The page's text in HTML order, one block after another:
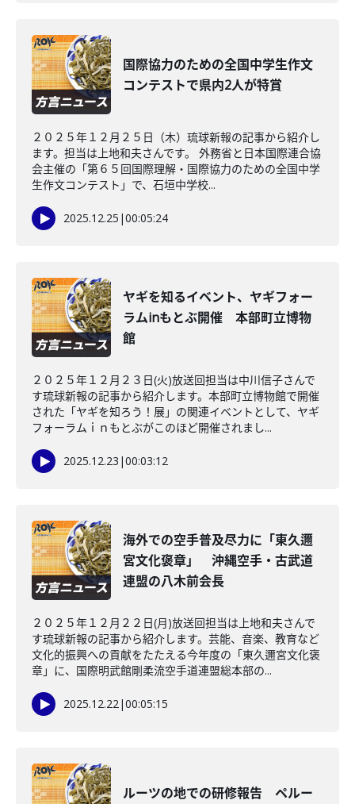
国際協力のための全国中学生作文
コンテストで県内2人が特賞
２０２５年１２月２５日（木）琉球新報の記事から紹介し
ます。担当は上地和夫さんです。 外務省と日本国際連合協
会主催の「第６５回国際理解・国際協力のための全国中学
生作文コンテスト」で、石垣中学校...
2025.12.25 |00:05:24
ヤギを知るイベント、ヤギフォー
ラムinもとぶ開催 本部町立博物
館
２０２５年１２月２３日(火)放送回担当は中川信子さんで
す琉球新報の記事から紹介します。本部町立博物館で開催
された「ヤギを知ろう！展」の関連イベントとして、ヤギ
フォーラムｉｎもとぶがこのほど開催されまし...
2025.12.23 |00:03:12
海外での空手普及尽力に「東久邇
宮文化褒章」 沖縄空手・古武道
連盟の八木前会長
２０２５年１２月２２日(月)放送回担当は上地和夫さんで
す琉球新報の記事から紹介します。芸能、音楽、教育など
文化的振興への貢献をたたえる今年度の「東久邇宮文化褒
章」に、国際明武館剛柔流空手道連盟総本部の...
2025.12.22|00:05:15
ルーツの地での研修報告 ペルー